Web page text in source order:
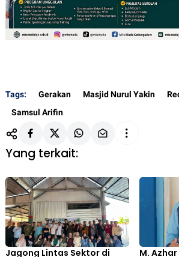
Tags: Gerakan Masjid Nurul Yakin
Samsul Arifin
Yang terkait:
Jagong Lintas Sektor di
M.